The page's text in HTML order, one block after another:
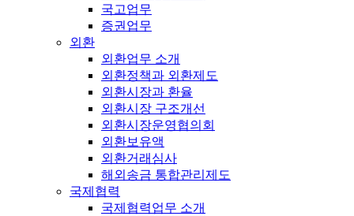
국고업무
증권업무
외환
외환업무 소개
외환정책과 외환제도
외환시장과 환율
외환시장 구조개선
외환시장운영협의회
외환보유액
외환거래심사
해외송금 통합관리제도
국제협력
국제협력업무 소개